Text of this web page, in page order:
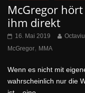
McGregor
ihm direkt
16. Mai 2019
McGregor, MMA
Wenn es nicht mit
wahrscheinlich nur die